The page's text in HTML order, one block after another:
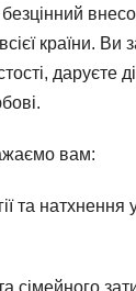
країни. Ви
даруєте
вам:
та натхнення
сімейного